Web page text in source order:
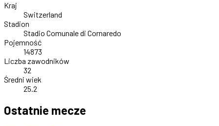
Kraj
Switzerland
Stadion
Stadio Comunale di Cornaredo
Pojemność
14873
Liczba zawodników
32
Średni wiek
25.2
Ostatnie mecze